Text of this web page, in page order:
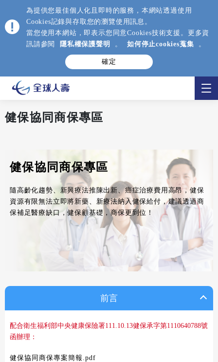
為提供您最佳個人化且即時的服務，本網站透過使用
Cookies記錄與存取您的瀏覽使用訊息。
當您使用本網站，即表示您同意Cookies技術支援。更多資
訊請參閱
隱私權保護聲明 。 如何停止cookies蒐集 。
確定
健保協同商保專區
健保協同商保專區
隨高齡化趨勢、新興療法推陳出新、癌症治療費用高昂，健保
資源有限無法立即將新藥、新療法納入健保給付，建議透過商
保補足醫療缺口，健保顧基礎，商保更到位！
前言
配合衛生福利部中央健康保險署111.10.13健保承字第1110640788號
函辦理：
健保協同商保專案簡報.pdf